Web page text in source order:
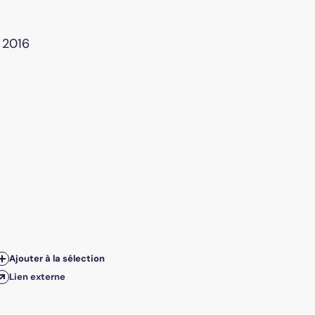
Ajouter à la sélection
Lien externe